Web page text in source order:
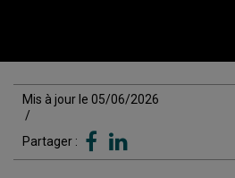
Mis à jour le 05/06/2026
/
Partager :